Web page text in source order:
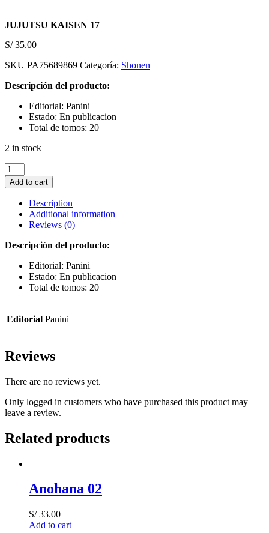
JUJUTSU KAISEN 17
S/35.00
SKU PA75689869 Categoría: Shonen
Descripción del producto:
Editorial: Panini
Estado: En publicacion
Total de tomos: 20
2 in stock
JUJUTSU
KAISEN
17
quantity
Add to cart
Description
Additional information
Reviews (0)
Descripción del producto:
Editorial: Panini
Estado: En publicacion
Total de tomos: 20
Editorial Panini
Reviews
There are no reviews yet.
Only logged in customers who have purchased this product may
leave a review.
Related products
Anohana 02
S/33.00
Add to cart